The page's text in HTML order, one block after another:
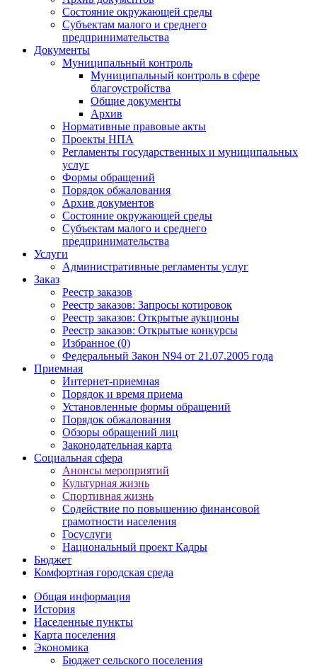
Состояние окружающей среды
Субъектам малого и среднего
предпринимательства
Документы
Муниципальный контроль
Муниципальный контроль в сфере
благоустройства
Общие документы
Архив
Нормативные правовые акты
Проекты НПА
Регламенты государственных и муниципальных
услуг
Формы обращений
Порядок обжалования
Архив документов
Состояние окружающей среды
Субъектам малого и среднего
предпринимательства
Услуги
Административные регламенты услуг
Заказ
Реестр заказов
Реестр заказов: Запросы котировок
Реестр заказов: Открытые аукционы
Реестр заказов: Открытые конкурсы
Избранное (0)
Федеральный Закон N94 от 21.07.2005 года
Приемная
Интернет-приемная
Порядок и время приема
Установленные формы обращений
Порядок обжалования
Обзоры обращений лиц
Законодательная карта
Социальная сфера
Анонсы мероприятий
Культурная жизнь
Спортивная жизнь
Содействие по повышению финансовой
грамотности населения
Госуслуги
Национальный проект Кадры
Бюджет
Комфортная городская среда
Общая информация
История
Населенные пункты
Карта поселения
Экономика
Бюджет сельского поселения